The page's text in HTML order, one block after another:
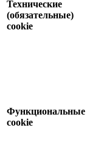
Технические
(обязательные)
cookie
Функциональные
cookie